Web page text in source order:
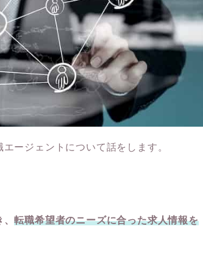
ージェントについて話をします。
、転職希望者のニーズに合った求人情報を